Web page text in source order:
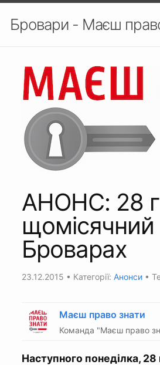
Бровари - Маєш
АНОНС: 28
Броварах
23.12.2015 • Категорії: Анонси •
Маєш право знати
Команда "Маєш право
Наступного понеділка,